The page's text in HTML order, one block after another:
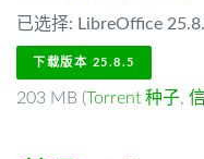
已选择: LibreOffice
下载版本 25.8.5
203 MB (Torrent 种子,